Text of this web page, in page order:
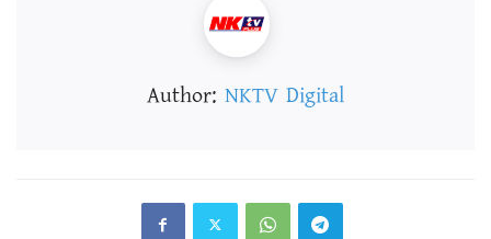
Author: NKTV Digital